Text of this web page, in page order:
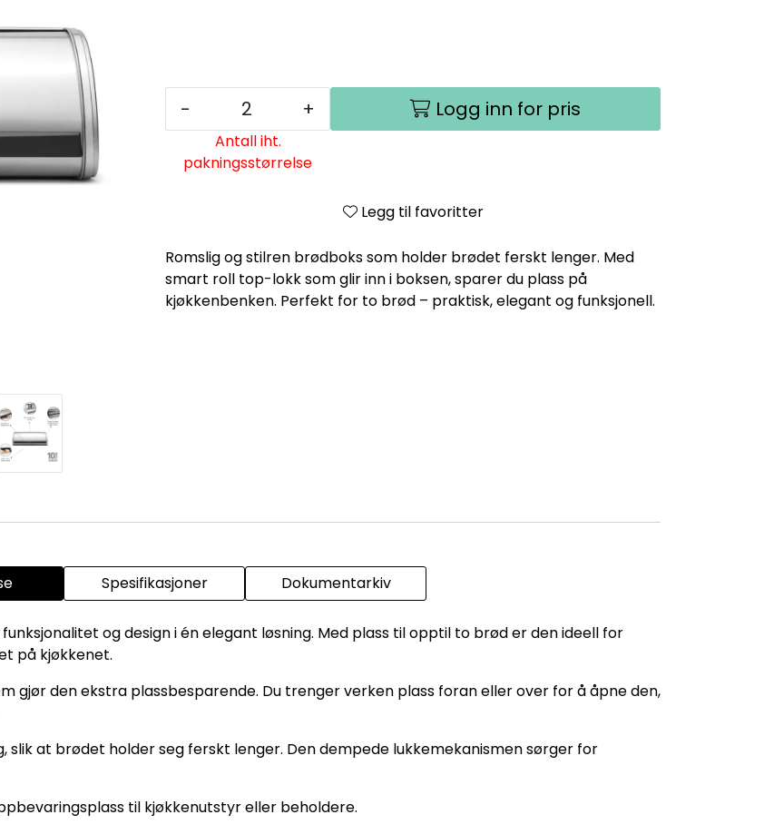
- +
Antall iht.
pakningsstørrelse
Logg inn for pris
Legg til favoritter
Romslig og stilren brødboks som holder brødet ferskt lenger. Med
smart roll top-lokk som glir inn i boksen, sparer du plass på
kjøkkenbenken. Perfekt for to brød – praktisk, elegant og funksjonell.
Spesifikasjoner Dokumentarkiv
og design i én elegant løsning. Med plass til opptil to brød er den ideell for
på kjøkkenet.
gjør den ekstra plassbesparende. Du trenger verken plass foran eller over for å åpne den,
slik at brødet holder seg ferskt lenger. Den dempede lukkemekanismen sørger for
til kjøkkenutstyr eller beholdere.